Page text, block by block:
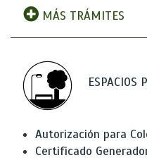
MÁS TRÁMITES
ESPACIOS
Autorización para
Certificado